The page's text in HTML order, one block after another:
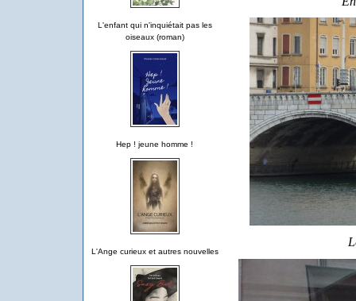
L'enfant qui n'inquiétait pas les
oiseaux (roman)
Hep ! jeune homme !
L'Ange curieux et autres nouvelles